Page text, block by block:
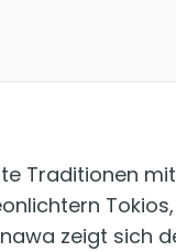
Traditionen
zeigt sich